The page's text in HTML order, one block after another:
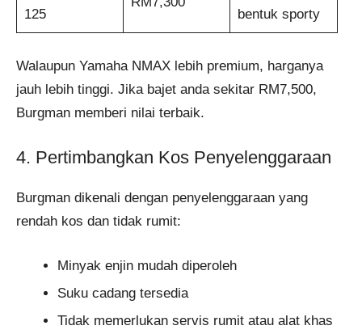
125
bentuk sporty
Walaupun Yamaha NMAX lebih premium, harganya
jauh lebih tinggi. Jika bajet anda sekitar RM7,500,
Burgman memberi nilai terbaik.
4. Pertimbangkan Kos Penyelenggaraan
Burgman dikenali dengan penyelenggaraan yang
rendah kos dan tidak rumit:
Minyak enjin mudah diperoleh
Suku cadang tersedia
Tidak memerlukan servis rumit atau alat khas